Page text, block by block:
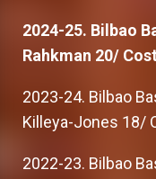
2024-25. Bilbao
Rahkman 20/
2023-24. Bilbao
Killeya-Jones 18/
2022-23. Bilbao